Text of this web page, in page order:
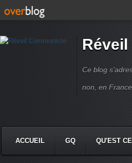
Ce blog
non, en
ACCUEIL GQ QU'EST